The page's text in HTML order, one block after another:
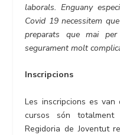
laborals. Enguany
Covid 19 necessitem
preparats que mai
segurament molt
Inscripcions
Les inscripcions es
cursos són
Regidoria de Joventut